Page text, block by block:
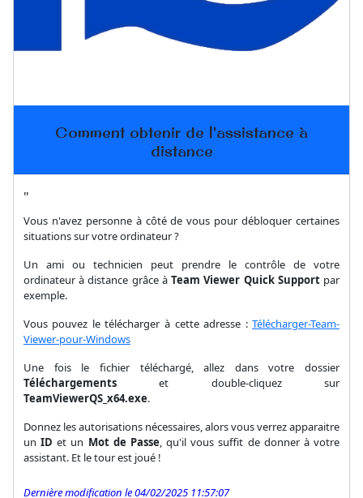
Comment obtenir de l'assistance à
distance
"
Vous n'avez personne à côté de vous pour débloquer certaines
situations sur votre ordinateur ?
Un ami ou technicien peut prendre le contrôle de votre
ordinateur à distance grâce àTeam Viewer Quick Support par
exemple.
Vous pouvez le télécharger à cette adresse :Télécharger-Team-
Viewer-pour-Windows
Une fois le fichier téléchargé, allez dans votre dossier
Téléchargementset double-cliquez sur
TeamViewerQS_x64.exe.
Donnez les autorisations nécessaires, alors vous verrez apparaitre
unID et un Mot de Passe , qu'il vous suffit de donner à votre
assistant. Et le tour est joué !
Dernière modification le 04/02/2025 11:57:07